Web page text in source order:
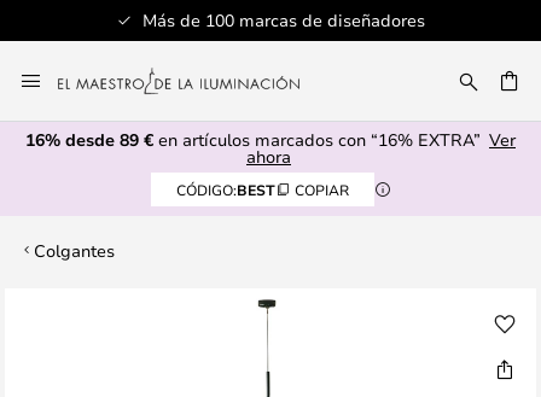
Más de 100 marcas de diseñadores
al
contenido
16% desde 89 € en artículos marcados con “16% EXTRA” Ver
ahora
CÓDIGO:BEST COPIAR
Colgantes